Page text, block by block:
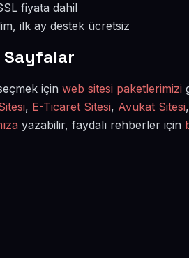
fiyata dahil
ilk ay destek ücretsiz
Sayfalar
için web sitesi paketlerimizi
, E-Ticaret Sitesi, Avukat Sitesi,
yazabilir, faydalı rehberler için